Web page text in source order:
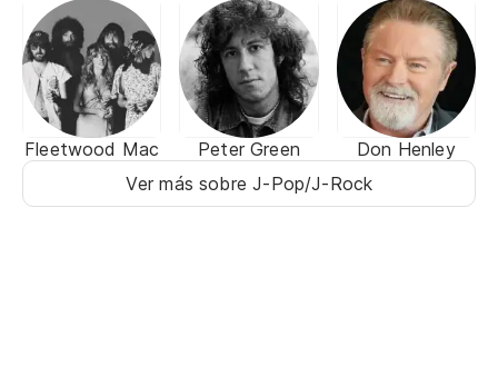
Fleetwood Mac Peter Green
Don Henley
Ver más sobre J-Pop/J-Rock